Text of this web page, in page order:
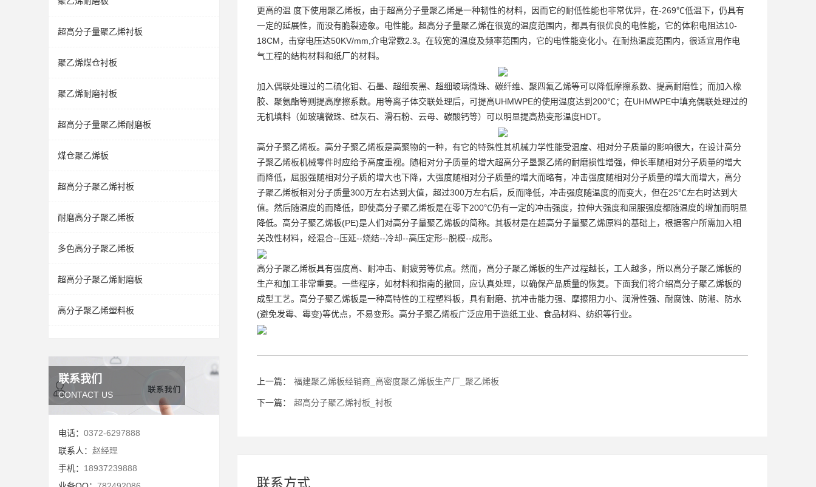
超高分子量聚乙烯衬板
聚乙烯煤仓衬板
聚乙烯耐磨衬板
超高分子量聚乙烯耐磨板
煤仓聚乙烯板
超高分子聚乙烯衬板
耐磨高分子聚乙烯板
多色高分子聚乙烯板
超高分子聚乙烯耐磨板
高分子聚乙烯塑料板
联系我们
CONTACT US
电话： 0372-6297888
联系人： 赵经理
手机： 18937239888
更高的温 度下使用聚乙烯板，由于超高分子量聚乙烯是一种韧性的材料，因而它的耐低性能也非常优异，在-269℃低温下，仍具有
一定的延展性，而没有脆裂迹象。电性能。超高分子量聚乙烯在很宽的温度范围内，都具有很优良的电性能，它的体积电阻达10-
18CM，击穿电压达50KV/mm,介电常数2.3。在较宽的温度及频率范围内，它的电性能变化小。在耐热温度范围内，很适宜用作电
气工程的结构材料和纸厂的材料。
加入偶联处理过的二硫化钼、石墨、超细炭黑、超细玻璃微珠、碳纤维、聚四氟乙烯等可以降低摩擦系数、提高耐磨性；而加入橡
胶、聚氨酯等则提高摩擦系数。用等离子体交联处理后，可提高UHMWPE的使用温度达到200℃；在UHMWPE中填充偶联处理过的
无机填料（如玻璃微珠、硅灰石、滑石粉、云母、碳酸钙等）可以明显提高热变形温度HDT。
高分子聚乙烯板。高分子聚乙烯板是高聚物的一种，有它的特殊性其机械力学性能受温度、相对分子质量的影响很大，在设计高分
子聚乙烯板机械零件时应给予高度重视。随相对分子质量的增大超高分子垦聚乙烯的耐磨损性增强，伸长率随相对分子质量的增大
而降低，屈服强随相对分子质的增大也下降，大强度随相对分子质量的增大而略有，冲击强度随相对分子质量的增大而增大，高分
子聚乙烯板相对分子质量300万左右达到大值，超过300万左右后，反而降低，冲击强度随温度的而变大，但在25℃左右时达到大
值。然后随温度的而降低，即使高分子聚乙烯板是在零下200℃仍有一定的冲击强度，拉伸大强度和屈服强度都随温度的增加而明显
降低。高分子聚乙烯板(PE)是人们对高分子量聚乙烯板的简称。其板材是在超高分子量聚乙烯原料的基础上，根据客户所需加入相
关改性材料，经混合--压延--烧结--冷却--高压定形--脱模--成形。
高分子聚乙烯板具有强度高、耐冲击、耐疲劳等优点。然而，高分子聚乙烯板的生产过程越长，工人越多，所以高分子聚乙烯板的
生产和加工非常重要。一些程序，如材料和指南的撤回，应认真处理，以确保产品质量的恢复。下面我们将介绍高分子聚乙烯板的
成型工艺。高分子聚乙烯板是一种高特性的工程塑料板，具有耐磨、抗冲击能力强、摩擦阻力小、润滑性强、耐腐蚀、防潮、防水
(避免发霉、霉变)等优点，不易变形。高分子聚乙烯板广泛应用于造纸工业、食品材料、纺织等行业。
上一篇： 福建聚乙烯板经销商_高密度聚乙烯板生产厂_聚乙烯板
下一篇： 超高分子聚乙烯衬板_衬板
联系方式